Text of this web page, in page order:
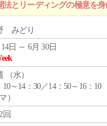
とリーディングの極意を身
みどり
日 ～ 6月 30日
（水）
10～14：30／14：50～16：10
）
回